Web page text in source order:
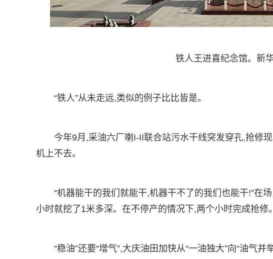
铁人王进喜纪念馆。新
“铁人”从未走远,类似的例子比比皆是。
今年9月,采油六厂喇I-II联合站污水干线突发穿孔,抢修
机上不去。
“机器能干的我们就能干,机器干不了的我们也能干!”在
小时就挖了1米多深。在不停产的情况下,两个小时完成抢修。
“稳油”还要“增气”,大庆油田加快从“一油独大”向“油气并